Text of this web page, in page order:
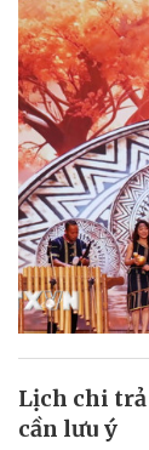
Lịch chi trả
cần lưu ý